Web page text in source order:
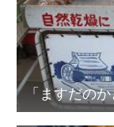
「ますだの